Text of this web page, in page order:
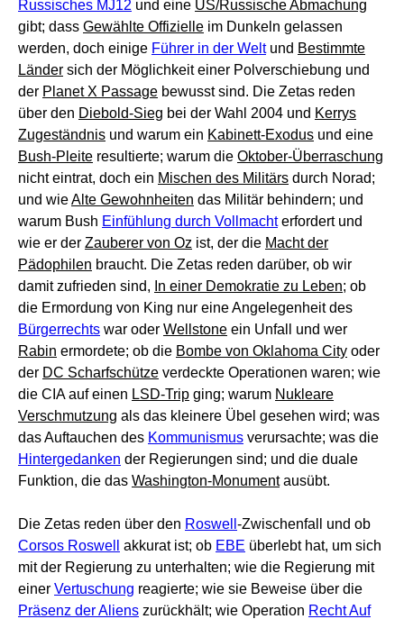
Russisches MJ12 und eine US/Russische Abmachung
gibt; dass Gewählte Offizielle im Dunkeln gelassen
werden, doch einige Führer in der Weltund Bestimmte
Länder sich der Möglichkeit einer Polverschiebung und
der Planet X Passage bewusst sind. Die Zetas reden
über den Diebold-Sieg bei der Wahl 2004 und Kerrys
Zugeständnis und warum ein Kabinett-Exodus und eine
Bush-Pleite resultierte; warum die Oktober-Überraschung
nicht eintrat, doch ein Mischen des Militärs durch Norad;
und wieAlte Gewohnheiten das Militär behindern; und
warum Bush Einfühlung durch Vollmachterfordert und
wie er der Zauberer von Oz ist, der die Macht der
Pädophilen braucht. Die Zetas reden darüber, ob wir
damit zufrieden sind, In einer Demokratie zu Leben; ob
die Ermordung von King nur eine Angelegenheit des
Bürgerrechts war oder Wellstone ein Unfall und wer
Rabin ermordete; ob die Bombe von Oklahoma City oder
der DC Scharfschütze verdeckte Operationen waren; wie
die CIA auf einen LSD-Trip ging; warum Nukleare
Verschmutzung als das kleinere Übel gesehen wird; was
das Auftauchen des Kommunismus verursachte; was die
Hintergedanken der Regierungen sind; und die duale
Funktion, die das Washington-Monumentausübt.
Die Zetas reden über den Roswell -Zwischenfall und ob
Corsos Roswell
akkurat ist; ob EBE überlebt hat, um sich
mit der Regierung zu unterhalten; wie die Regierung mit
einer Vertuschung reagierte; wie sie Beweise über die
Präsenz der Aliens zurückhält; wie Operation Recht Auf